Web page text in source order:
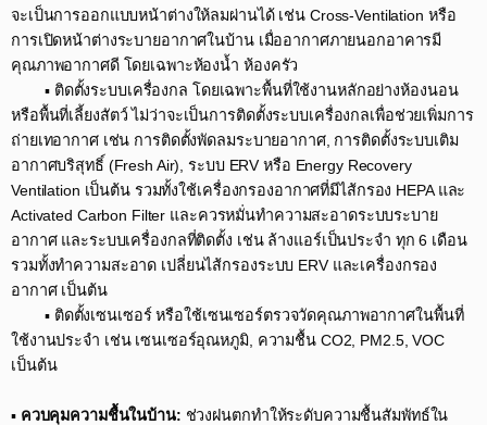
จะเป็นการออกแบบหน้าต่างให้ลมผ่านได้ เช่น Cross-Ventilation หรือ
การเปิดหน้าต่างระบายอากาศในบ้าน เมื่ออากาศภายนอกอาคารมี
คุณภาพอากาศดี โดยเฉพาะห้องน้ำ ห้องครัว​
▪️ ติดตั้งระบบเครื่องกล โดยเฉพาะพื้นที่ใช้งานหลักอย่างห้องนอน
หรือพื้นที่เลี้ยงสัตว์ ไม่ว่าจะเป็นการติดตั้งระบบเครื่องกลเพื่อช่วยเพิ่มการ
ถ่ายเทอากาศ เช่น การติดตั้งพัดลมระบายอากาศ, การติดตั้งระบบเติม
อากาศบริสุทธิ์ (Fresh Air), ระบบ ERV หรือ Energy Recovery
Ventilation เป็นต้น รวมทั้งใช้เครื่องกรองอากาศที่มีไส้กรอง HEPA และ
Activated Carbon Filter และควรหมั่นทำความสะอาดระบบระบาย
อากาศ และระบบเครื่องกลที่ติดตั้ง เช่น ล้างแอร์เป็นประจำ ทุก 6 เดือน
รวมทั้งทำความสะอาด เปลี่ยนไส้กรองระบบ ERV และเครื่องกรอง
อากาศ เป็นต้น​
▪️ ติดตั้งเซนเซอร์ หรือใช้เซนเซอร์ตรวจวัดคุณภาพอากาศในพื้นที่
ใช้งานประจำ เช่น เซนเซอร์อุณหภูมิ, ความชื้น CO2, PM2.5, VOC
เป็นต้น​
▪️ ควบคุมความชื้นในบ้าน: ช่วงฝนตกทำให้ระดับความชื้นสัมพัทธ์ใน